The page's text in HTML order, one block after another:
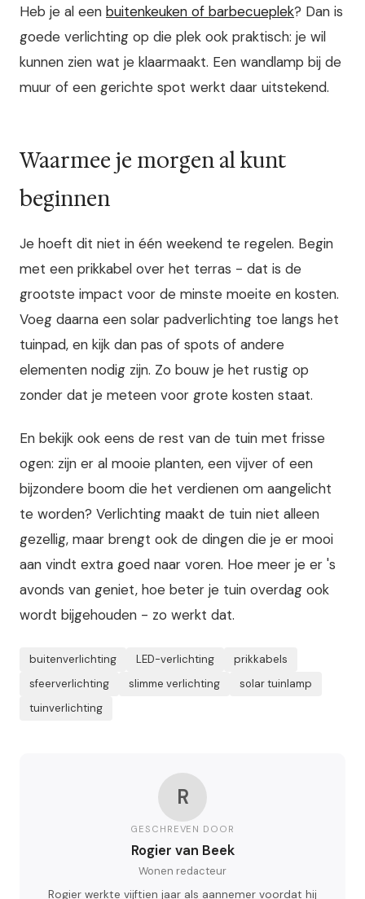
Heb je al een buitenkeuken of barbecueplek? Dan is
goede verlichting op die plek ook praktisch: je wil
kunnen zien wat je klaarmaakt. Een wandlamp bij de
muur of een gerichte spot werkt daar uitstekend.
Waarmee je morgen al kunt
beginnen
Je hoeft dit niet in één weekend te regelen. Begin
met een prikkabel over het terras - dat is de
grootste impact voor de minste moeite en kosten.
Voeg daarna een solar padverlichting toe langs het
tuinpad, en kijk dan pas of spots of andere
elementen nodig zijn. Zo bouw je het rustig op
zonder dat je meteen voor grote kosten staat.
En bekijk ook eens de rest van de tuin met frisse
ogen: zijn er al mooie planten, een vijver of een
bijzondere boom die het verdienen om aangelicht
te worden? Verlichting maakt de tuin niet alleen
gezellig, maar brengt ook de dingen die je er mooi
aan vindt extra goed naar voren. Hoe meer je er 's
avonds van geniet, hoe beter je tuin overdag ook
wordt bijgehouden - zo werkt dat.
buitenverlichting LED-verlichting
prikkabels
sfeerverlichting
slimme verlichting
solar tuinlamp
tuinverlichting
R
GESCHREVEN DOOR
Rogier van Beek
Wonen redacteur
Rogier werkte vijftien jaar als aannemer voordat hij